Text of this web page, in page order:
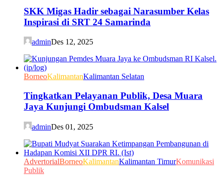
SKK Migas Hadir sebagai Narasumber Kelas
Inspirasi di SRT 24 Samarinda
adminDes 12, 2025
BorneoKalimantanKalimantan Selatan
Tingkatkan Pelayanan Publik, Desa Muara
Jaya Kunjungi Ombudsman Kalsel
adminDes 01, 2025
AdvertorialBorneoKalimantanKalimantan TimurKomunikasi
Publik